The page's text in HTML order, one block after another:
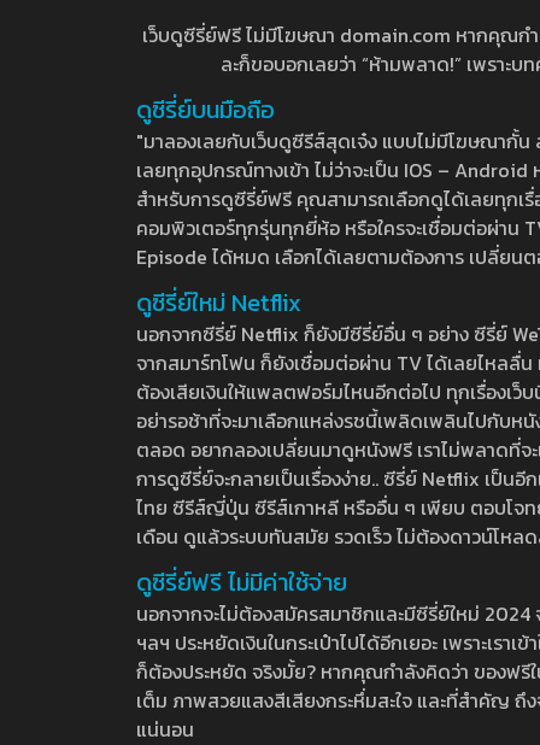
เว็บดูซีรี่ย์ฟรี ไม่มีโฆษณา domain.com หากคุณก
ละก็ขอบอกเลยว่า “ห้ามพลาด!” เพราะ
ดูซีรี่ย์บนมือถือ
"มาลองเลยกับเว็บดูซีรีส์สุดเจ๋ง แบบไม่มีโฆษณากั้
เลยทุกอุปกรณ์ทางเข้า ไม่ว่าจะเป็น IOS –
สำหรับการดูซีรี่ย์ฟรี คุณสามารถเลือกดูได้เลยทุกเ
คอมพิวเตอร์ทุกรุ่นทุกยี่ห้อ หรือใครจะเชื่อมต่อผ่าน
Episode ได้หมด เลือกได้เลยตามต้องการ เปลี่ยน
ดูซีรี่ย์ใหม่ Netflix
นอกจากซีรี่ย์ Netflix ก็ยังมีซีรี่ย์อื่น ๆ อย่าง ซีรี่ย์
จากสมาร์ทโฟน ก็ยังเชื่อมต่อผ่าน TV ได้เลยไหลลื่
ต้องเสียเงินให้แพลตฟอร์มไหนอีกต่อไป ทุกเรื่องเว็
อย่ารอช้าที่จะมาเลือกแหล่งรชนี้เพลิดเพลินไปกับห
ตลอด อยากลองเปลี่ยนมาดูหนังฟรี เราไม่พลาดที่
การดูซีรี่ย์จะกลายเป็นเรื่องง่าย.. ซีรี่ย์ Netflix เป็น
ไทย ซีรีส์ญี่ปุ่น ซีรีส์เกาหลี หรืออื่น ๆ เพียบ ตอบโจท
เดือน ดูแล้วระบบทันสมัย รวดเร็ว ไม่ต้องดาวน์โห
ดูซีรี่ย์ฟรี ไม่มีค่าใช้จ่าย
นอกจากจะไม่ต้องสมัครสมาชิกและมีซีรี่ย์ใหม่
ฯลฯ ประหยัดเงินในกระเป๋าไปได้อีกเยอะ เพราะเร
ก็ต้องประหยัด จริงมั้ย? หากคุณกำลังคิดว่า ของฟ
เต็ม ภาพสวยแสงสีเสียงกระหึ่มสะใจ และที่สำคัญ
แน่นอน